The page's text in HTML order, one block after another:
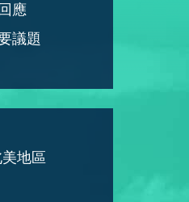
應
議題
地區